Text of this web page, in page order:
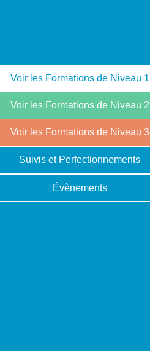
Voir les Formations de Niveau 1
Voir les Formations de Niveau 2
Voir les Formations de Niveau 3
Suivis et Perfectionnements
Évènements